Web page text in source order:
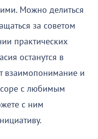
Можно делиться
за советом
практических
останутся в
взаимопонимание и
с любимым
с ним